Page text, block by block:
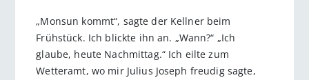
„Monsun kommt“, sagte der Kellner beim
Frühstück. Ich blickte ihn an. „Wann?“ „Ich
glaube, heute Nachmittag.“ Ich eilte zum
Wetteramt, wo mir Julius Joseph freudig sagte,